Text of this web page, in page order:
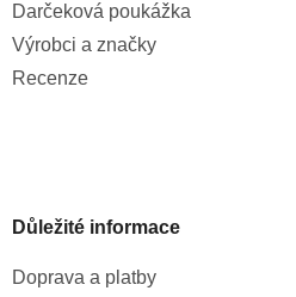
Darčeková poukážka
Výrobci a značky
Recenze
Důležité informace
Doprava a platby